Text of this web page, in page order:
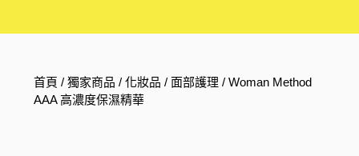
首頁 /獨家商品 /化妝品 /面部護理 / Woman Method
AAA 高濃度保濕精華